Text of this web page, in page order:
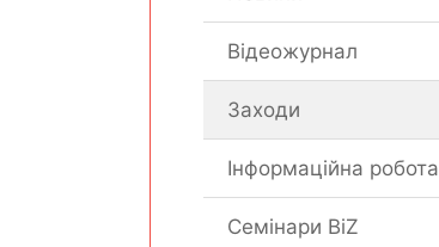
Відеожурнал
Заходи
Інформаційна робота
Семінари BiZ